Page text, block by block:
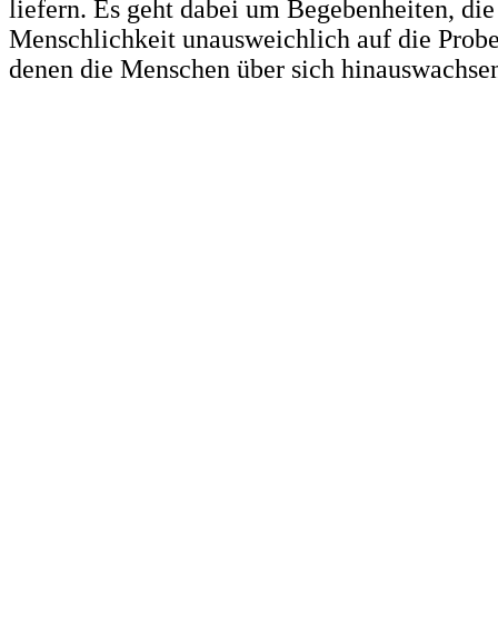
liefern. Es geht dabei um Begebenheiten,
Menschlichkeit unausweichlich auf die
denen die Menschen über sich